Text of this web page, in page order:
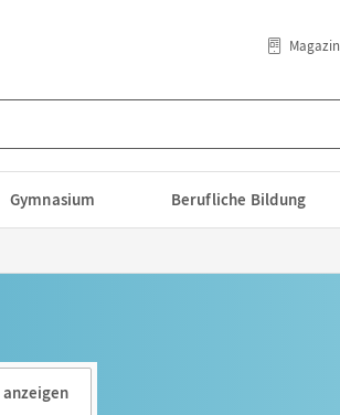
Magazin
Gymnasium Berufliche Bildung